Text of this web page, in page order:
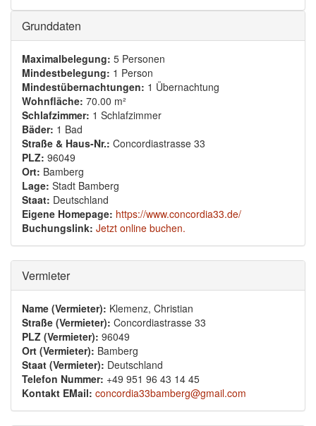
Ausblenden
Grunddaten
Maximalbelegung: 5 Personen
Mindestbelegung: 1 Person
Mindestübernachtungen: 1 Übernachtung
Wohnfläche: 70.00 m²
Schlafzimmer: 1 Schlafzimmer
Bäder: 1 Bad
Straße & Haus-Nr.: Concordiastrasse 33
PLZ: 96049
Ort: Bamberg
Lage: Stadt Bamberg
Staat: Deutschland
Eigene Homepage: https://www.concordia33.de/
Buchungslink: Jetzt online buchen.
Ausblenden
Vermieter
Name (Vermieter): Klemenz, Christian
Straße (Vermieter): Concordiastrasse 33
PLZ (Vermieter): 96049
Ort (Vermieter): Bamberg
Staat (Vermieter): Deutschland
Telefon Nummer: +49 951 96 43 14 45
Kontakt EMail: concordia33bamberg@gmail.com